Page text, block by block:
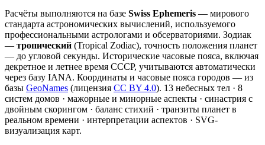
Расчёты выполняются на базе Swiss Ephemeris — мирового
стандарта астрономических вычислений, используемого
профессиональными астрологами и обсерваториями. Зодиак
— тропический (Tropical Zodiac), точность положения планет
— до угловой секунды. Исторические часовые пояса, включая
декретное и летнее время СССР, учитываются автоматически
через базу IANA. Координаты и часовые пояса городов — из
базы GeoNames (лицензия CC BY 4.0). 13 небесных тел · 8
систем домов · мажорные и минорные аспекты · синастрия с
двойным скорингом · баланс стихий · транзиты планет в
реальном времени · интерпретации аспектов · SVG-
визуализация карт.